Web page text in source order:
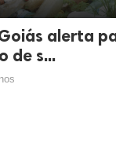
alerta
de s...